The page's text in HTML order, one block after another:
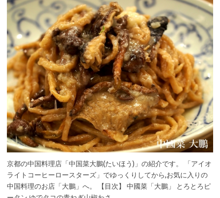
京都の中国料理店「中国菜大鵬(たいほう)」の紹介です。 「アイオ
ライトコーヒーロースターズ」でゆっくりしてから,お気に入りの
中国料理のお店「大鵬」へ。 【目次】 中國菜「大鵬」 とろとろピ